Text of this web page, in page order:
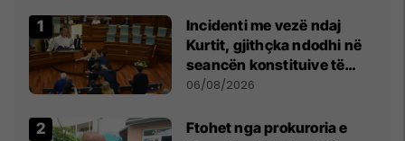
Incidenti me vezë ndaj
Kurtit, gjithçka ndodhi në
seancën konstituive të
Kuvendit
06/08/2026
Ftohet nga prokuroria e